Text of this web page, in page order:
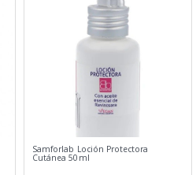
Samforlab Loción Protectora
Cutánea 50ml